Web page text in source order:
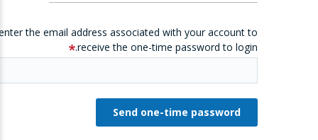
the email address associated with your account to
receive the one-time password to login.